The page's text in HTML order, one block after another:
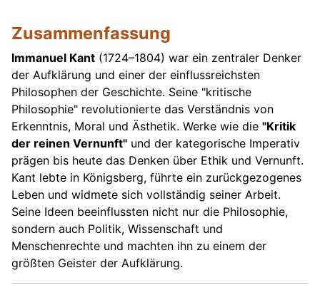
Zusammenfassung
Immanuel Kant (1724–1804) war ein zentraler Denker
der Aufklärung und einer der einflussreichsten
Philosophen der Geschichte. Seine "kritische
Philosophie" revolutionierte das Verständnis von
Erkenntnis, Moral und Ästhetik. Werke wie die "Kritik
der reinen Vernunft" und der kategorische Imperativ
prägen bis heute das Denken über Ethik und Vernunft.
Kant lebte in Königsberg, führte ein zurückgezogenes
Leben und widmete sich vollständig seiner Arbeit.
Seine Ideen beeinflussten nicht nur die Philosophie,
sondern auch Politik, Wissenschaft und
Menschenrechte und machten ihn zu einem der
größten Geister der Aufklärung.